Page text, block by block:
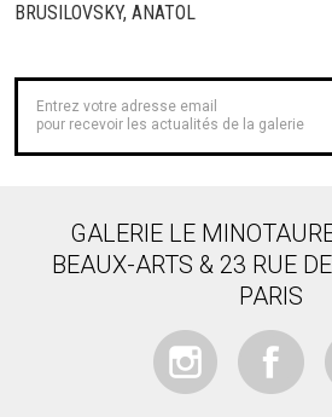
BRUSILOVSKY, ANATOL
pour recevoir les actualités de la galerie
GALERIE LE
BEAUX-ARTS & 23 RUE
PARIS